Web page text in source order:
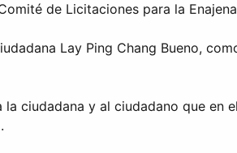
de Licitaciones para la
Lay Ping Chang Bueno,
ciudadana y al ciudadano que